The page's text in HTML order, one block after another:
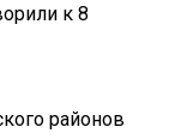
к 8
районов